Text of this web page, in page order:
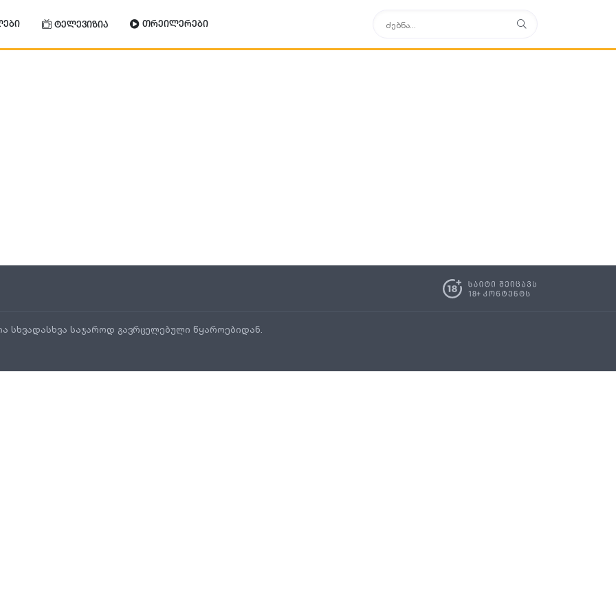
ტელევიზია თრეილერები
სხვადასხვა საჯაროდ გავრცელებული წყაროებიდან.